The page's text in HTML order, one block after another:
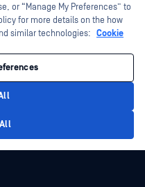
MetaDefender、Metascan、
Device.、OPSWAT 、Protecting the
、InQuest、InQuestロゴ、
Join the Huntは、OPSWAT の商標
財産です。
キー設定
or “Manage My Preferences” to
for more details on the how
similar technologies: Cookie